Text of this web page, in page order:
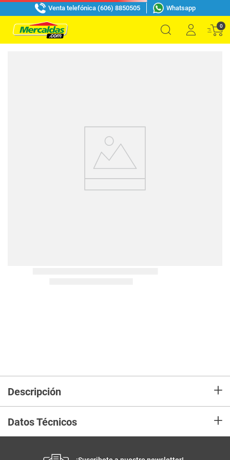
Venta telefónica (606) 8850505 Whatsapp
0
Descripción +
Datos Técnicos +